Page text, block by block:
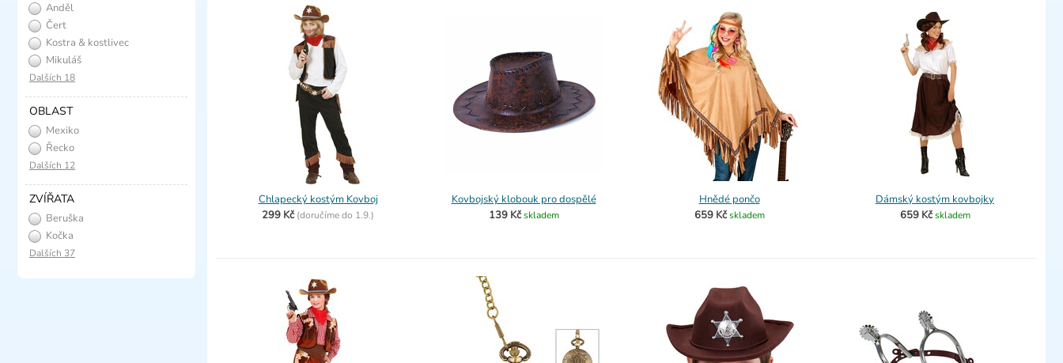
Chlapecký kostým Kovboj
299 Kč (doručíme do 1.9.)
Kovbojský klobouk pro dospělé
139 Kč skladem
Hnědé pončo
659 Kč skladem
Dámský kostým kovbojky
659 Kč skladem
Anděl
Čert
Kostra & kostlivec
Mikuláš
Dalších 18
OBLAST
Mexiko
Řecko
Dalších 12
ZVÍŘATA
Beruška
Kočka
Dalších 37